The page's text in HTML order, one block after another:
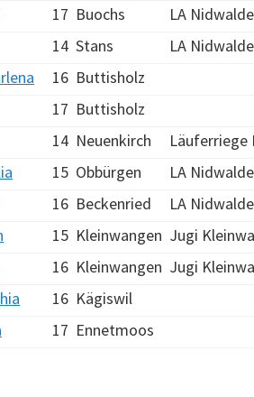
17 Buochs LA
14 Stans LA
16 Buttisholz
17 Buttisholz
14 Neuenkirch Läuferriege
15 Obbürgen LA
16 Beckenried LA
15 Kleinwangen Jugi
16 Kleinwangen Jugi
16 Kägiswil
17 Ennetmoos